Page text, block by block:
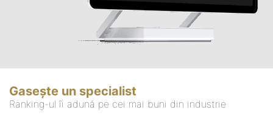
Gasește un specialist
Ranking-ul îi adună pe cei mai buni din industrie